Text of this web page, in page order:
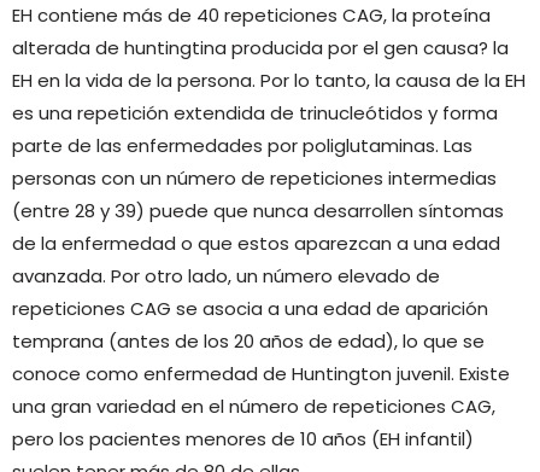
EH contiene más de 40 repeticiones CAG, la proteína
alterada de huntingtina producida por el gen causa? la
EH en la vida de la persona. Por lo tanto, la causa de la EH
es una repetición extendida de trinucleótidos y forma
parte de las enfermedades por poliglutaminas. Las
personas con un número de repeticiones intermedias
(entre 28 y 39) puede que nunca desarrollen síntomas
de la enfermedad o que estos aparezcan a una edad
avanzada. Por otro lado, un número elevado de
repeticiones CAG se asocia a una edad de aparición
temprana (antes de los 20 años de edad), lo que se
conoce como enfermedad de Huntington juvenil. Existe
una gran variedad en el número de repeticiones CAG,
pero los pacientes menores de 10 años (EH infantil)